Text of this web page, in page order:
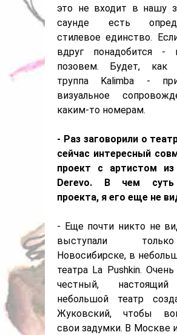
это не входит в нашу
саунде есть
стилевое единство.
вдруг понадобится -
позовем. Будет, как
труппа Kalimba -
визуальное
каким-то номерам.
- Раз заговорили о
сейчас интересный
проект с артистом из
Derevo. В чем суть
проекта, я его еще не
- Еще почти никто не
выступали
Новосибирске, в
театра La Pushkin.
честный,
небольшой театр
Жуковский, чтобы
свои задумки. В Москве